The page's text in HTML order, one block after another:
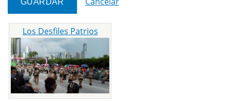
Los Desfiles Patrios